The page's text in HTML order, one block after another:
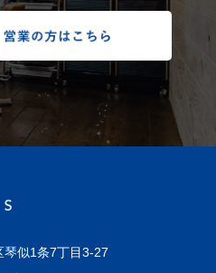
琴似1条7丁目3-27